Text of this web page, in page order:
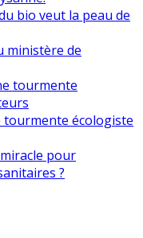
bio veut la peau de
ministère de
tourmente
tourmente écologiste
pour
?